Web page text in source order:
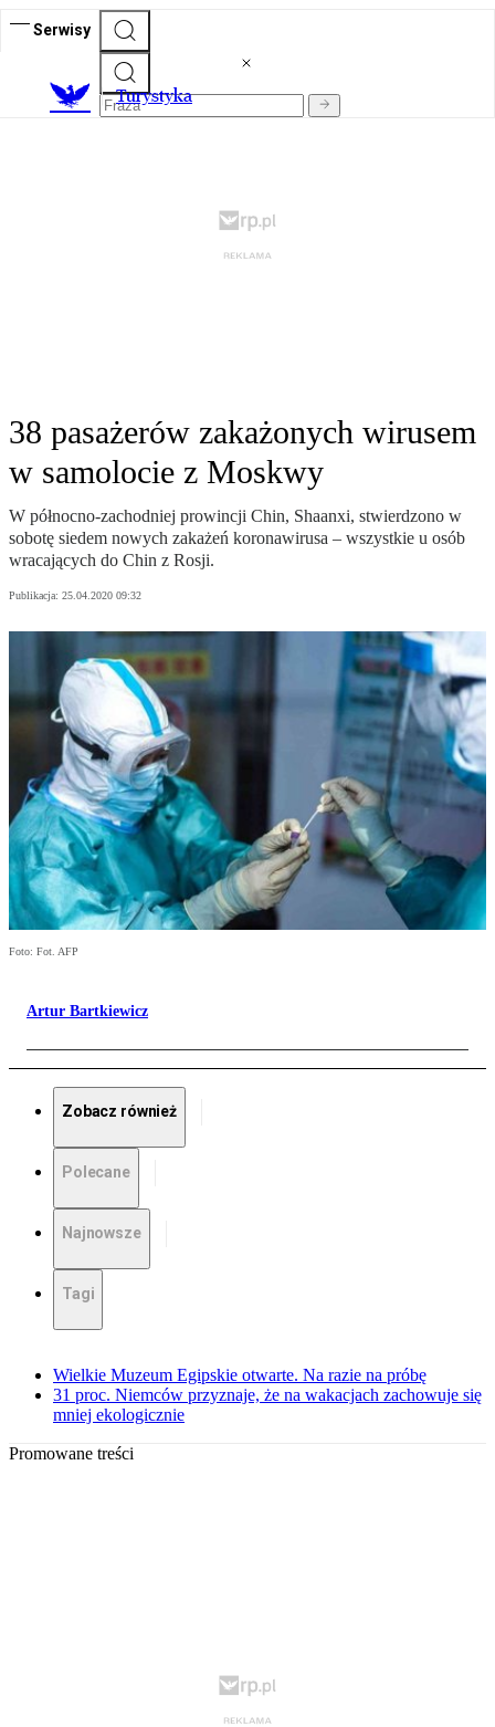
Serwisy
Turystyka
38 pasażerów zakażonych wirusem
w samolocie z Moskwy
W północno-zachodniej prowincji Chin, Shaanxi, stwierdzono w
sobotę siedem nowych zakażeń koronawirusa – wszystkie u osób
wracających do Chin z Rosji.
Publikacja: 25.04.2020 09:32
Foto: Fot. AFP
Artur Bartkiewicz
Zobacz również
Polecane
Najnowsze
Tagi
Wielkie Muzeum Egipskie otwarte. Na razie na próbę
31 proc. Niemców przyznaje, że na wakacjach zachowuje się
mniej ekologicznie
Promowane treści